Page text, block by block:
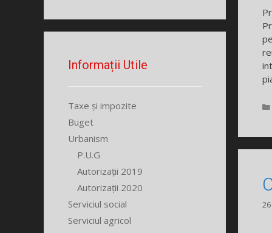
Informații Utile
Taxe și impozite
Buget
Urbanism
P.U.G
Autorizații 2019
Autorizații 2020
Serviciul social
Serviciul agricol